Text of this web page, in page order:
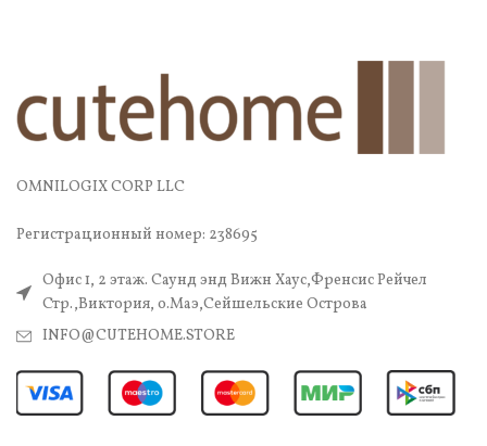
OMNILOGIX CORP LLC
Регистрационный номер: 238695
Офис 1, 2 этаж. Саунд энд Вижн Хаус,Френсис Рейчел
Стр.,Виктория, о.Маэ,Сейшельские Острова
INFO@CUTEHOME.STORE